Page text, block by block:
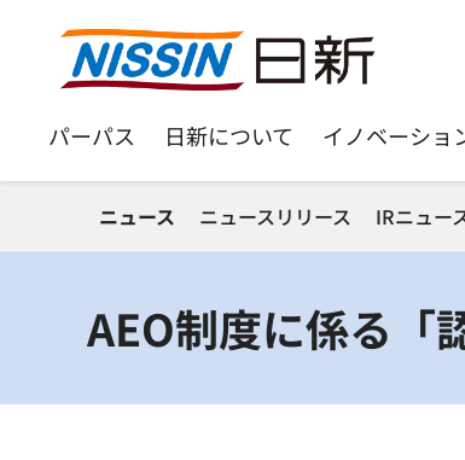
パーパス 日新について イノベーショ
ニュース ニュースリリース IRニュー
AEO制度に係る「